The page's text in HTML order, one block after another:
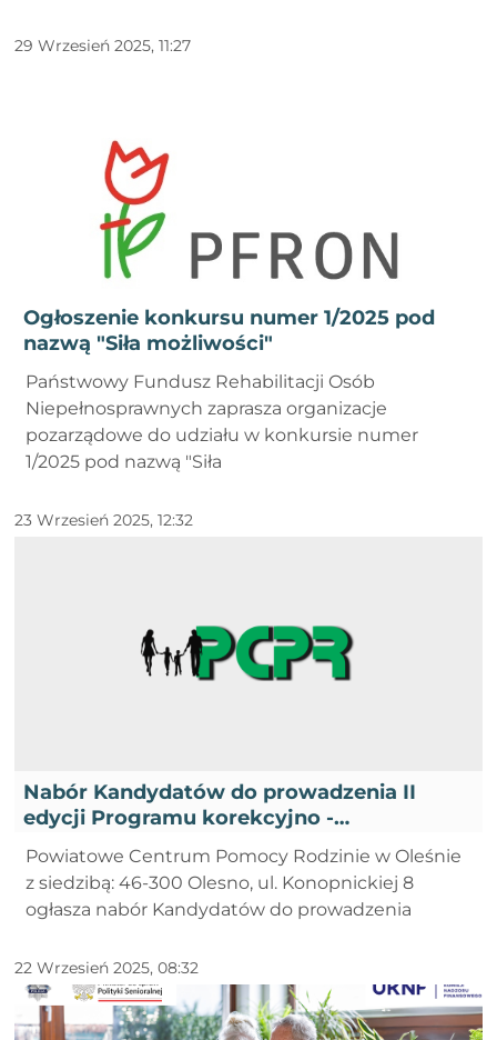
29 Wrzesień 2025, 11:27
Ogłoszenie konkursu numer 1/2025 pod
nazwą "Siła możliwości"
Państwowy Fundusz Rehabilitacji Osób
Niepełnosprawnych zaprasza organizacje
pozarządowe do udziału w konkursie numer
1/2025 pod nazwą "Siła
23 Wrzesień 2025, 12:32
Nabór Kandydatów do prowadzenia II
edycji Programu korekcyjno -
edukacyjnego dla osób stosujących
przemoc domową w roku 2025 - II
Powiatowe Centrum Pomocy Rodzinie w Oleśnie
z siedzibą: 46-300 Olesno, ul. Konopnickiej 8
ogłasza nabór Kandydatów do prowadzenia
22 Wrzesień 2025, 08:32